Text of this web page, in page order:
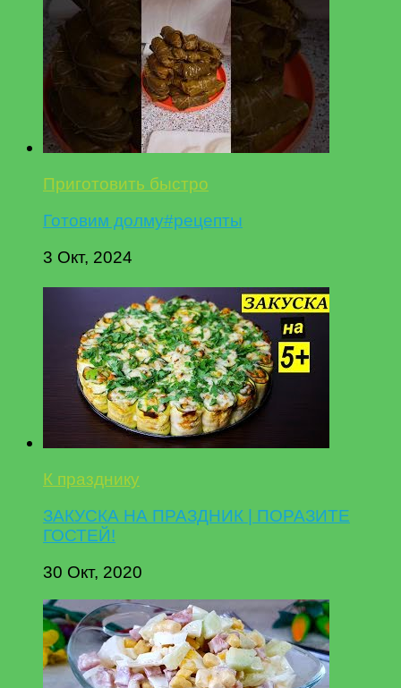
Приготовить быстро
Готовим долму#рецепты
3 Окт, 2024
К празднику
ЗАКУСКА НА ПРАЗДНИК | ПОРАЗИТЕ
ГОСТЕЙ!
30 Окт, 2020